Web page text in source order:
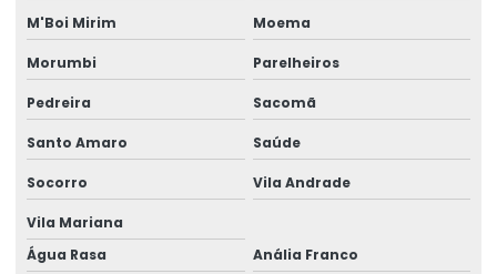
Cabo elétrico para iluminação
Empresa de aluguel de gerador
Empresa de aluguel de gerador em camaçari
Empresa de gerador de energia
Empresa de gerador de energia em camaçari
Empresa de gerador para eventos
M'Boi Mirim Moema
Morumbi Parelheiros
Pedreira Sacomã
Santo Amaro Saúde
Socorro Vila Andrade
Vila Mariana
Água Rasa
Anália Franco